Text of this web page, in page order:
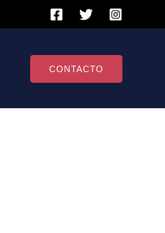
CONTACTO